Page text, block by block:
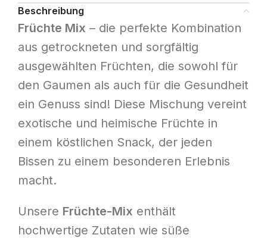
Beschreibung
Früchte Mix – die perfekte Kombination
aus getrockneten und sorgfältig
ausgewählten Früchten, die sowohl für
den Gaumen als auch für die Gesundheit
ein Genuss sind! Diese Mischung vereint
exotische und heimische Früchte in
einem köstlichen Snack, der jeden
Bissen zu einem besonderen Erlebnis
macht.
Unsere Früchte-Mix enthält
hochwertige Zutaten wie süße